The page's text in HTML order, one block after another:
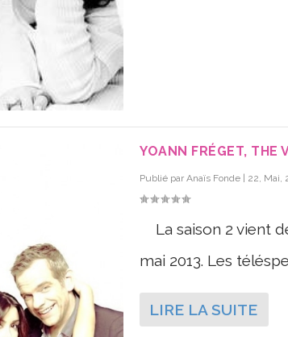
YOANN FRÉGET, THE
Publié parAnaïs Fonde | 22, Mai,
La saison 2 vient
mai 2013. Les
LIRE LA SUITE